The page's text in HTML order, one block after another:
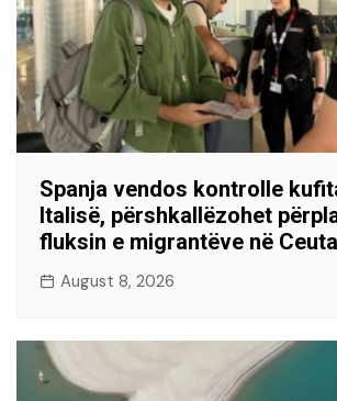
Spanja vendos kontrolle
Italisë, përshkallëzohet
fluksin e migrantëve në Ceuta
August 8, 2026